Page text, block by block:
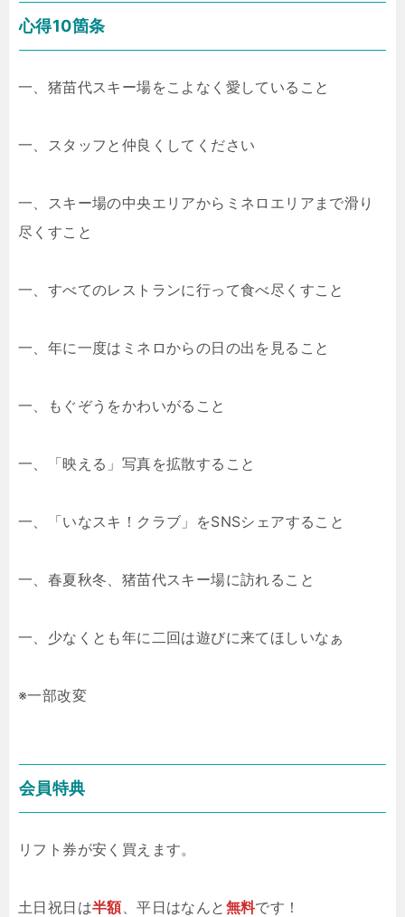
心得10箇条
一、猪苗代スキー場をこよなく愛していること
一、スタッフと仲良くしてください
一、スキー場の中央エリアからミネロエリアまで滑り
尽くすこと
一、すべてのレストランに行って食べ尽くすこと
一、年に一度はミネロからの日の出を見ること
一、もぐぞうをかわいがること
一、「映える」写真を拡散すること
一、「いなスキ！クラブ」をSNSシェアすること
一、春夏秋冬、猪苗代スキー場に訪れること
一、少なくとも年に二回は遊びに来てほしいなぁ
※一部改変
会員特典
リフト券が安く買えます。
土日祝日は半額、平日はなんと 無料です！